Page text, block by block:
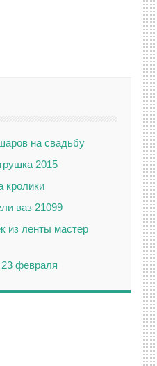
на свадьбу
2015
кролики
ваз 21099
из ленты мастер
февраля